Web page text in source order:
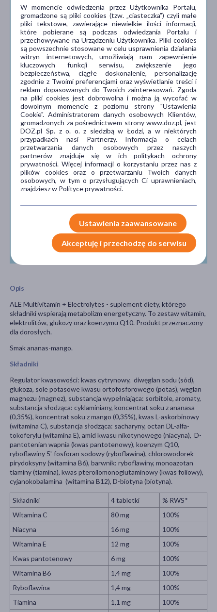
Niacyna
przyczynia się do zmniejszenia
uczucia zmęczenia i znużenia
Opis
ALE Multivitamin + Electrolytes - suplement diety, którego
składniki wspierają metabolizm energetyczny. To zestaw witamin,
elektrolitów, glukozy oraz koenzymu Q10. Produkt przeznaczony
dla dorosłych.
Smak ananas-mango.
Składniki
Regulator kwasowości: kwas cytrynowy, diwęglan sodu (sód),
glukoza, sole potasowe kwasu ortofosforowego (potas), węglan
magnezu (magnez), substancja wypełniająca: sorbitole, aromaty,
substancja słodząca: cyklaminiany, koncentrat soku z ananasa
(0,35%), koncentrat soku z mango (0,35%), kwas L-askorbinowy
(witamina C), substancja słodząca: sacharyny, octan DL-alfa-
tokoferylu (witamina E), amid kwasu nikotynowego (niacyna), D-
pantotenian wapnia (kwas pantotenowy), koenzym Q10,
ryboflawiny 5'-fosforan sodowy (ryboflawina), chlorowodorek
pirydoksyny (witamina B6), barwnik: ryboflawiny, monoazotan
tiaminy (tiamina), kwas pteroilomonoglutaminowy (kwas foliowy),
cyjanokobalamina (witamina B12), D-biotyna (biotyna).
Składniki 4 tabletki
% RWS*
Witamina C
80 mg
100%
Niacyna
16 mg
100%
Witamina E
12 mg
100%
Kwas pantotenowy
6 mg
100%
Witamina B6
1,4 mg
100%
Ryboflawina
1,4 mg
100%
Tiamina
1,1 mg
100%
W momencie odwiedzenia przez Użytkownika Portalu,
gromadzone są pliki cookies (tzw. „ciasteczka”) czyli małe
pliki tekstowe, zawierające niewielkie ilości informacji,
które pobierane są podczas odwiedzania Portalu i
przechowywane na Urządzeniu Użytkownika. Pliki cookies
są powszechnie stosowane w celu usprawnienia działania
witryn internetowych, umożliwiają nam zapewnienie
kluczowych funkcji serwisu, zwiększenie jego
bezpieczeństwa, ciągłe doskonalenie, personalizację
zgodnie z Twoimi preferencjami oraz wyświetlanie treści i
reklam dopasowanych do Twoich zainteresowań. Zgoda
na pliki cookies jest dobrowolna i można ją wycofać w
dowolnym momencie z poziomu strony "Ustawienia
Cookie". Administratorem danych osobowych Klientów,
gromadzonych za pośrednictwem strony www.doz.pl, jest
DOZ.pl Sp. z o. o. z siedzibą w Łodzi, a w niektórych
przypadkach nasi Partnerzy. Informacja o celach
przetwarzania danych osobowych przez naszych
partnerów znajduje się w ich politykach ochrony
prywatności. Więcej informacji o korzystaniu przez nas z
plików cookies oraz o przetwarzaniu Twoich danych
osobowych, w tym o przysługujących Ci uprawnieniach,
znajdziesz w Polityce prywatności.
Ustawienia zaawansowane
Akceptuję i przechodzę do serwisu